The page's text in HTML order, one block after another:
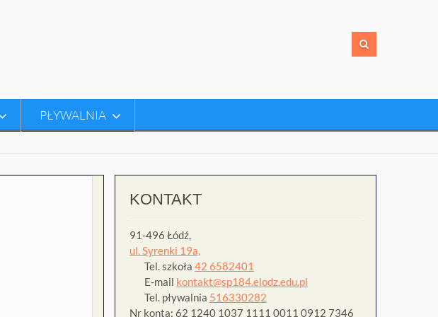
PŁYWALNIA
KONTAKT
91-496 Łódź,
ul. Syrenki 19a,
Tel. szkoła 42 6582401
E-mail kontakt@sp184.elodz.edu.pl
Tel. pływalnia 516330282
Nr konta: 62 1240 1037 1111 0011 0912 7346